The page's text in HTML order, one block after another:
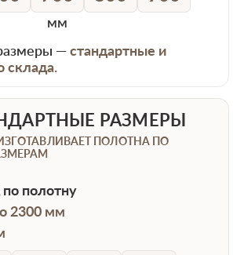
мм
—стандартные и
склада.
РАЗМЕРЫ
ПОЛОТНА ПО
по полотну
2300 мм